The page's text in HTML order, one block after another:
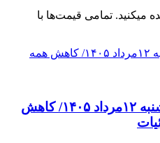
تمامی قیمت‌ها با
قیمت طلا و سکه امروز دوشنبه ۱۲مرداد ۱۴۰۵/ کاهش